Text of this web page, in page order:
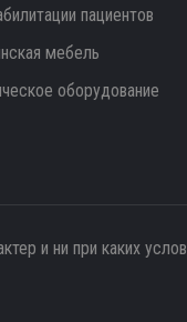
пациентов
мебель
оборудование
и ни при каких